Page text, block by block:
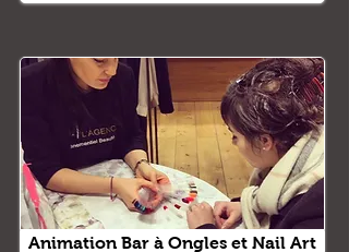
Animation Bar à Ongles et Nail Art